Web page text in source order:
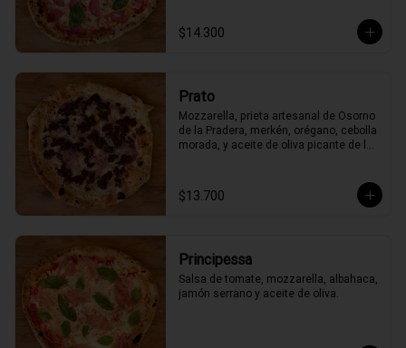
$14.300
Prato
Mozzarella, prieta artesanal de Osorno
de la Pradera, merkén, orégano, cebolla
morada, y aceite de oliva picante de la
$13.700
Principessa
Salsa de tomate, mozzarella, albahaca,
jamón serrano y aceite de oliva.